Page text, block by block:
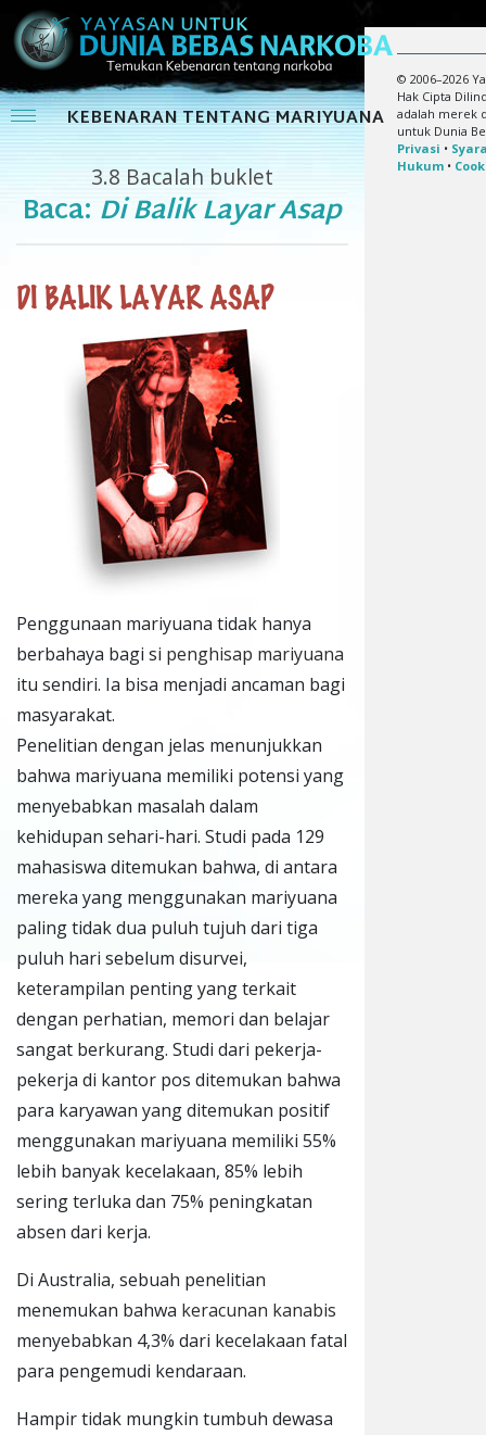
KEBENARAN TENTANG MARIYUANA
3.8 Bacalah buklet
Baca: Di Balik Layar Asap
DI BALIK LAYAR ASAP
Penggunaan mariyuana tidak hanya
berbahaya bagi si penghisap mariyuana
itu sendiri. Ia bisa menjadi ancaman bagi
masyarakat.
Penelitian dengan jelas menunjukkan
bahwa mariyuana memiliki potensi yang
menyebabkan masalah dalam
kehidupan sehari-hari. Studi pada 129
mahasiswa ditemukan bahwa, di antara
mereka yang menggunakan mariyuana
paling tidak dua puluh tujuh dari tiga
puluh hari sebelum disurvei,
keterampilan penting yang terkait
dengan perhatian, memori dan belajar
sangat berkurang. Studi dari pekerja-
pekerja di kantor pos ditemukan bahwa
para karyawan yang ditemukan positif
menggunakan mariyuana memiliki 55%
lebih banyak kecelakaan, 85% lebih
sering terluka dan 75% peningkatan
absen dari kerja.
Di Australia, sebuah penelitian
menemukan bahwa keracunan kanabis
menyebabkan 4,3% dari kecelakaan fatal
para pengemudi kendaraan.
Hampir tidak mungkin tumbuh dewasa
© 2006–2026
Hak Cipta
adalah merek
untuk Dunia
Privasi •
Hukum •